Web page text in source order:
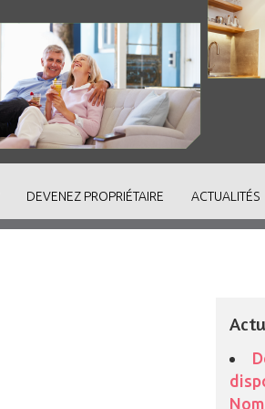
DEVENEZ PROPRIÉTAIRE ACTUALITÉS